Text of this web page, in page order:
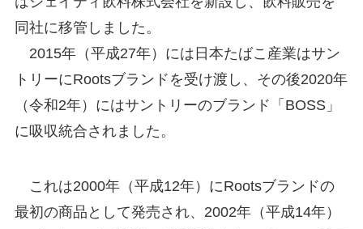
同社に移管しました。
2015年（平成27年）には日本たばこ産業はサン
トリーにRootsブランドを受け渡し、その後2020年
（令和2年）にはサントリーのブランド「BOSS」
に吸収統合されました。
これは2000年（平成12年）にRootsブランドの
最初の商品として発売され、2002年（平成14年）